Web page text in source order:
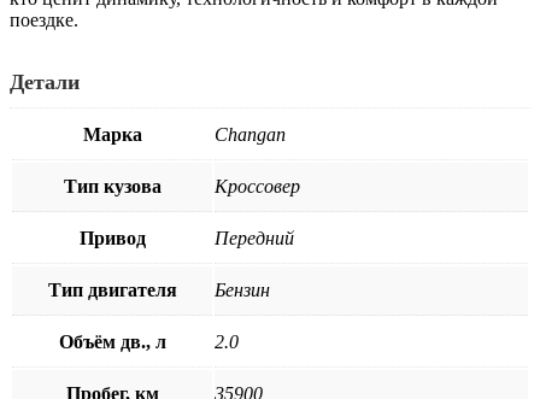
поездке.
Детали
Марка Changan
Тип кузова Кроссовер
Привод Передний
Тип двигателя Бензин
Объём дв., л 2.0
Пробег, км 35900